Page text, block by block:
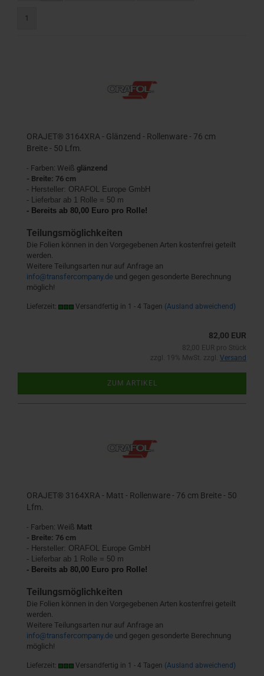
1
ORAJET® 3164XRA - Glänzend - Rollenware - 76 cm
Breite - 50 Lfm.
- Farben: Weiß glänzend
- Breite: 76 cm
- Hersteller: ORAFOL Europe GmbH
- Lieferbar ab 1 Rolle = 50 m
- Bereits ab 80,00 Euro pro Rolle!
Teilungsmöglichkeiten
Die Folien können in den Vorgegebenen Arten kostenfrei geteilt
werden.
Weitere Teilungsarten nur auf Anfrage an
info@transfercompany.de und gegen gesonderte Berechnung
möglich!
Lieferzeit: Versandfertig in 1 - 4 Tagen (Ausland abweichend)
82,00 EUR
82,00 EUR pro Stück
zzgl. 19% MwSt. zzgl. Versand
ZUM ARTIKEL
ORAJET® 3164XRA - Matt - Rollenware - 76 cm Breite - 50
Lfm.
- Farben: Weiß Matt
- Breite: 76 cm
- Hersteller: ORAFOL Europe GmbH
- Lieferbar ab 1 Rolle = 50 m
- Bereits ab 80,00 Euro pro Rolle!
Teilungsmöglichkeiten
Die Folien können in den Vorgegebenen Arten kostenfrei geteilt
werden.
Weitere Teilungsarten nur auf Anfrage an
info@transfercompany.de und gegen gesonderte Berechnung
möglich!
Lieferzeit: Versandfertig in 1 - 4 Tagen (Ausland abweichend)